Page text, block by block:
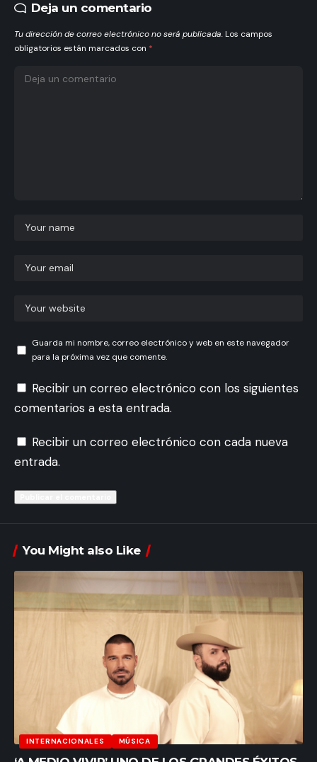
Deja un comentario
Tu dirección de correo electrónico no será publicada. Los campos
obligatorios están marcados con *
Guarda mi nombre, correo electrónico y web en este navegador
para la próxima vez que comente.
Recibir un correo electrónico con los siguientes
comentarios a esta entrada.
Recibir un correo electrónico con cada nueva
entrada.
You Might also Like
INTERNACIONALES MÚSICA